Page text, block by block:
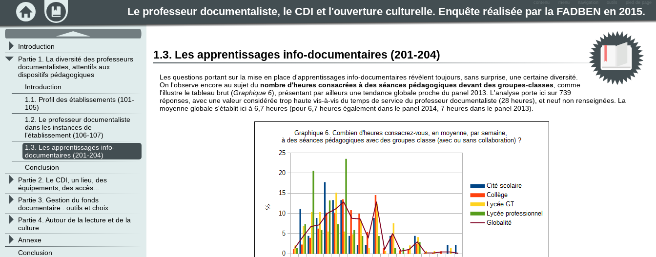
Le professeur documentaliste, le CDI et l'ouverture culturelle. Enquête réalisée par la FADBEN en 2015.
contenu menu navigation outils pied de page
1.3. Les apprentissages info-documentaires (201-204)
Les questions portant sur la mise en place d'apprentissages info-documentaires révèlent toujours, sans surprise, une certaine diversité.
On l'observe encore au sujet du nombre d'heures consacrées à des séances pédagogiques devant des groupes-classes , comme
l'illustre le tableau brut (Graphique 6), présentant par ailleurs une tendance globale proche du panel 2013. L'analyse porte ici sur 739
réponses, avec une valeur considérée trop haute vis-à-vis du temps de service du professeur documentaliste (28 heures), et neuf non renseignées. La
moyenne globale s'établit ici à 6,7 heures (pour 6,7 heures également dans le panel 2014, 7 heures dans le panel 2013).
Introduction
Partie 1. La diversité des professeurs
documentalistes, attentifs aux
dispositifs pédagogiques
Introduction
1.1. Profil des établissements (101-
105)
1.2. Le professeur documentaliste
dans les instances de
l'établissement (106-107)
1.3. Les apprentissages info-
documentaires (201-204)
Conclusion
Partie 2. Le CDI, un lieu, des
équipements, des accès...
Partie 3. Gestion du fonds
documentaire : outils et choix
Partie 4. Autour de la lecture et de la
culture
Annexe
Conclusion
Accueil Module